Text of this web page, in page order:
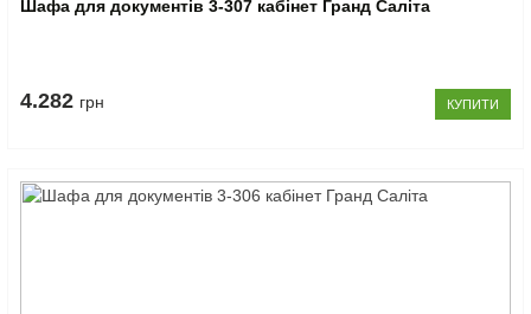
Шафа для документів 3-307 кабінет Гранд Саліта
4.282 грн КУПИТИ